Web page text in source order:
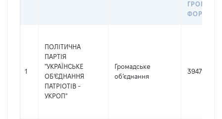
1
ПОЛІТИЧНА
ПАРТІЯ
"УКРАЇНСЬКЕ
ОБ’ЄДНАННЯ
ПАТРІОТІВ -
УКРОП"
Громадське
об’єднання
39479782